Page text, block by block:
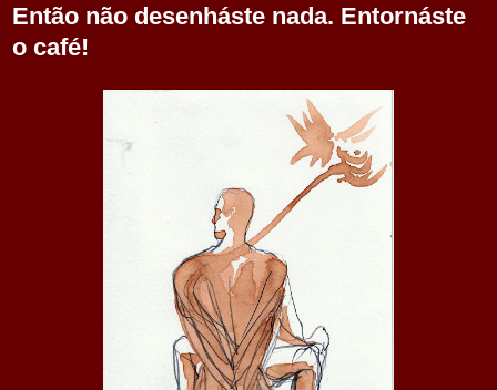
Então não desenháste nada. Entornáste
o café!